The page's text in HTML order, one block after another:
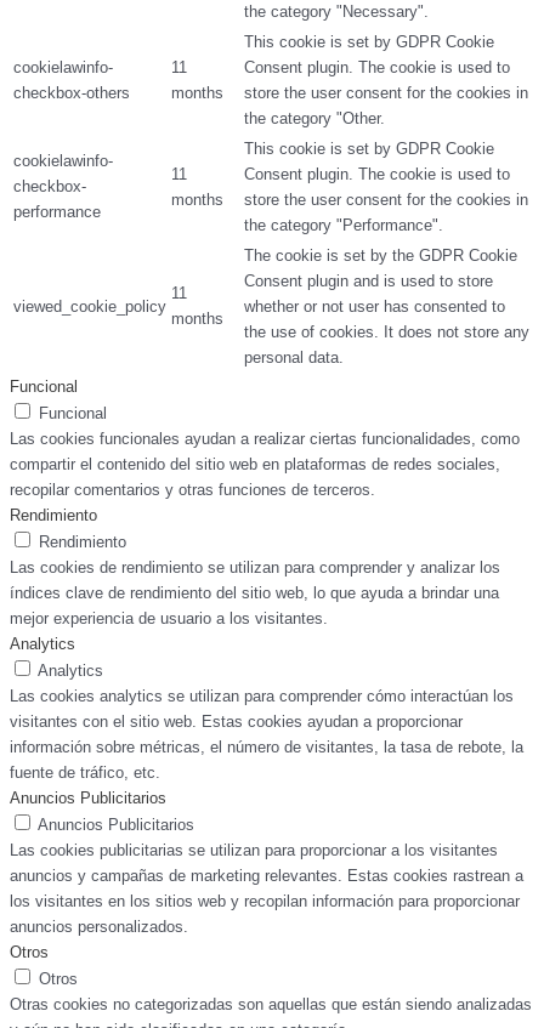
the category "Necessary".
cookielawinfo-
checkbox-others
11
months
This cookie is set by GDPR Cookie
Consent plugin. The cookie is used to
store the user consent for the cookies in
the category "Other.
cookielawinfo-
checkbox-
performance
11
months
This cookie is set by GDPR Cookie
Consent plugin. The cookie is used to
store the user consent for the cookies in
the category "Performance".
viewed_cookie_policy
11
months
The cookie is set by the GDPR Cookie
Consent plugin and is used to store
whether or not user has consented to
the use of cookies. It does not store any
personal data.
Funcional
Funcional
Las cookies funcionales ayudan a realizar ciertas funcionalidades, como
compartir el contenido del sitio web en plataformas de redes sociales,
recopilar comentarios y otras funciones de terceros.
Rendimiento
Rendimiento
Las cookies de rendimiento se utilizan para comprender y analizar los
índices clave de rendimiento del sitio web, lo que ayuda a brindar una
mejor experiencia de usuario a los visitantes.
Analytics
Analytics
Las cookies analytics se utilizan para comprender cómo interactúan los
visitantes con el sitio web. Estas cookies ayudan a proporcionar
información sobre métricas, el número de visitantes, la tasa de rebote, la
fuente de tráfico, etc.
Anuncios Publicitarios
Anuncios Publicitarios
Las cookies publicitarias se utilizan para proporcionar a los visitantes
anuncios y campañas de marketing relevantes. Estas cookies rastrean a
los visitantes en los sitios web y recopilan información para proporcionar
anuncios personalizados.
Otros
Otros
Otras cookies no categorizadas son aquellas que están siendo analizadas